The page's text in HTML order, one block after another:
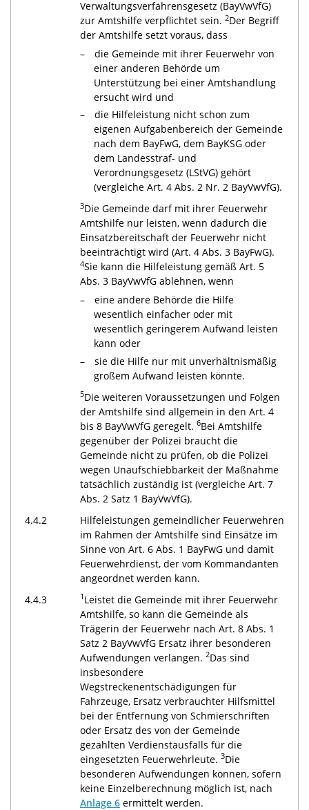
Verwaltungsverfahrensgesetz (BayVwVfG)
zur Amtshilfe verpflichtet sein. 2Der Begriff
der Amtshilfe setzt voraus, dass
die Gemeinde mit ihrer Feuerwehr von
einer anderen Behörde um
Unterstützung bei einer Amtshandlung
ersucht wird und
die Hilfeleistung nicht schon zum
eigenen Aufgabenbereich der Gemeinde
nach dem BayFwG, dem BayKSG oder
dem Landesstraf- und
Verordnungsgesetz (LStVG) gehört
(vergleiche Art. 4 Abs. 2 Nr. 2 BayVwVfG).
3Die Gemeinde darf mit ihrer Feuerwehr
Amtshilfe nur leisten, wenn dadurch die
Einsatzbereitschaft der Feuerwehr nicht
beeinträchtigt wird (Art. 4 Abs. 3 BayFwG).
4Sie kann die Hilfeleistung gemäß Art. 5
Abs. 3 BayVwVfG ablehnen, wenn
eine andere Behörde die Hilfe
wesentlich einfacher oder mit
wesentlich geringerem Aufwand leisten
kann oder
sie die Hilfe nur mit unverhältnismäßig
großem Aufwand leisten könnte.
5Die weiteren Voraussetzungen und Folgen
der Amtshilfe sind allgemein in den Art. 4
bis 8 BayVwVfG geregelt. 6Bei Amtshilfe
gegenüber der Polizei braucht die
Gemeinde nicht zu prüfen, ob die Polizei
wegen Unaufschiebbarkeit der Maßnahme
tatsächlich zuständig ist (vergleiche Art. 7
Abs. 2 Satz 1 BayVwVfG).
4.4.2
Hilfeleistungen gemeindlicher Feuerwehren
im Rahmen der Amtshilfe sind Einsätze im
Sinne von Art. 6 Abs. 1 BayFwG und damit
Feuerwehrdienst, der vom Kommandanten
angeordnet werden kann.
4.4.3
1 Leistet die Gemeinde mit ihrer Feuerwehr
Amtshilfe, so kann die Gemeinde als
Trägerin der Feuerwehr nach Art. 8 Abs. 1
Satz 2 BayVwVfG Ersatz ihrer besonderen
Aufwendungen verlangen. 2Das sind
insbesondere
Wegstreckenentschädigungen für
Fahrzeuge, Ersatz verbrauchter Hilfsmittel
bei der Entfernung von Schmierschriften
oder Ersatz des von der Gemeinde
gezahlten Verdienstausfalls für die
eingesetzten Feuerwehrleute. 3Die
besonderen Aufwendungen können, sofern
keine Einzelberechnung möglich ist, nach
Anlage 6 ermittelt werden.